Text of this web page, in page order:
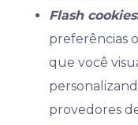
Flash cookies
preferências
que você
provedores